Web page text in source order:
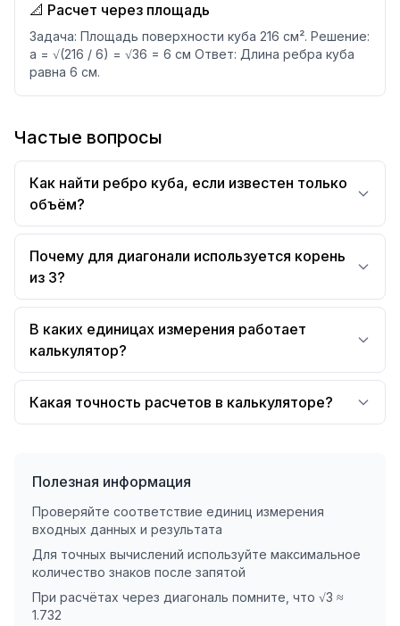
📐 Расчет через площадь
Задача: Площадь поверхности куба 216 см². Решение:
a = √(216 / 6) = √36 = 6 см Ответ: Длина ребра куба
равна 6 см.
Частые вопросы
Как найти ребро куба, если известен только
объём?
Почему для диагонали используется корень
из 3?
В каких единицах измерения работает
калькулятор?
Какая точность расчетов в калькуляторе?
Полезная информация
Проверяйте соответствие единиц измерения
входных данных и результата
Для точных вычислений используйте максимальное
количество знаков после запятой
При расчётах через диагональ помните, что √3 ≈
1.732